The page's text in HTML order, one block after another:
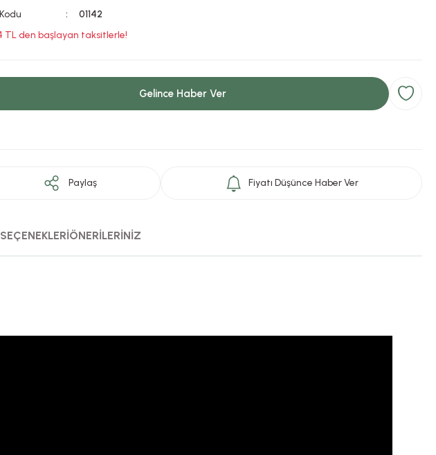
01142
TL den başlayan taksitlerle!
Gelince Haber Ver
Paylaş Fiyatı Düşünce Haber Ver
ÖNERİLERİNİZ